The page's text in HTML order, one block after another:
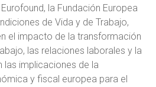
la Fundación Europea
de Vida y de Trabajo,
el impacto de la transformación
las relaciones laborales y la
las implicaciones de la
y fiscal europea para el